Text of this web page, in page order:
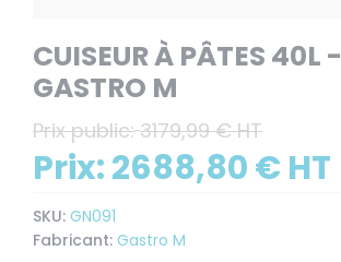
CUISEUR À PÂTES 40L -
GASTRO M
Prix public: 3179,99 € HT
Prix:2688,80 € HT
SKU: GN091
Fabricant: Gastro M